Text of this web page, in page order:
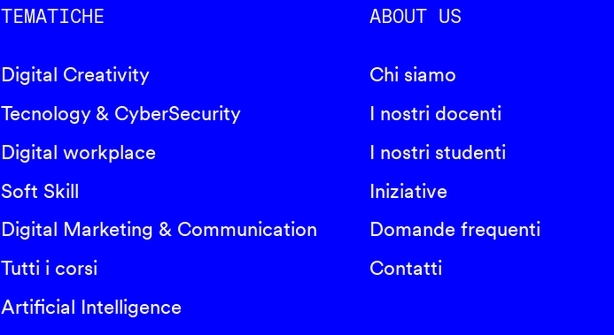
TEMATICHE
Digital Creativity
Tecnology & CyberSecurity
Digital workplace
Soft Skill
Digital Marketing & Communication
Tutti i corsi
Artificial Intelligence
ABOUT US
Chi siamo
I nostri docenti
I nostri studenti
Iniziative
Domande frequenti
Contatti